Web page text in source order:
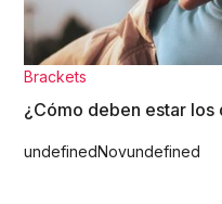
Brackets
¿Cómo deben estar los
undefinedNovundefined